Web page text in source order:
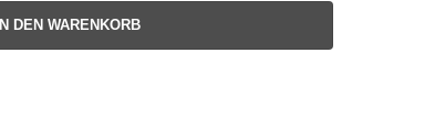
IN DEN WARENKORB